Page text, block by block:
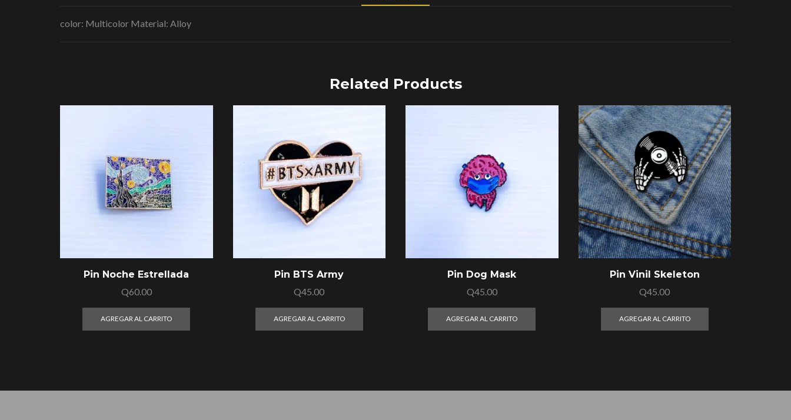
color: Multicolor Material: Alloy
Related Products
Pin Noche Estrellada
Q60.00
AGREGAR AL CARRITO
Pin BTS Army
Q45.00
AGREGAR AL CARRITO
Pin Dog Mask
Q45.00
AGREGAR AL CARRITO
Pin Vinil Skeleton
Q45.00
AGREGAR AL CARRITO